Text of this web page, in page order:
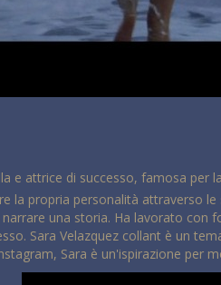
e attrice di successo, famosa per
la propria personalità attraverso
una storia. Ha lavorato
Sara Velazquez collant è un
Sara è un'ispirazione per